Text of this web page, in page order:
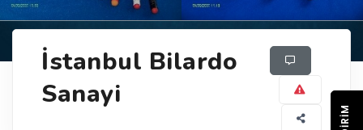
İstanbul Bilardo
Sanayi